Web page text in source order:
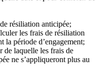
résiliation anticipée;
les frais de résiliation
la période d’engagement;
de laquelle les frais de
ne s’appliqueront plus au